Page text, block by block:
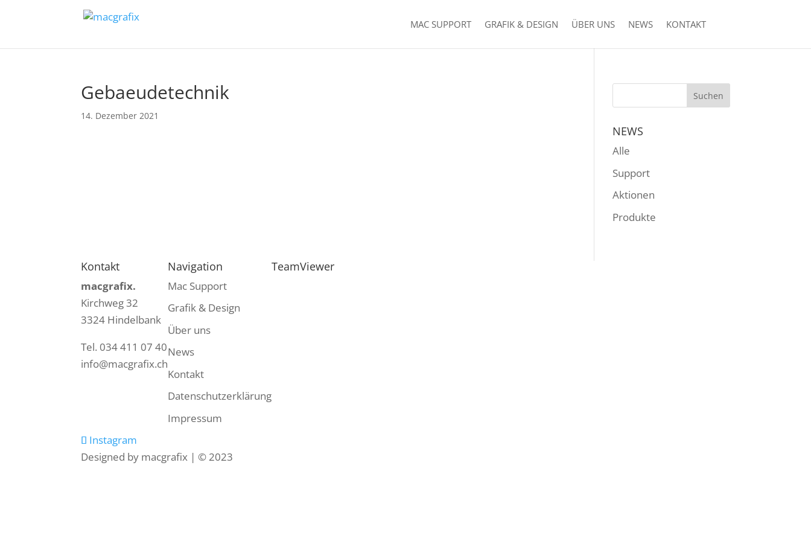
MAC SUPPORT GRAFIK & DESIGN ÜBER UNS NEWS KONTAKT
Gebaeudetechnik
14. Dezember 2021
NEWS
Alle
Support
Aktionen
Produkte
Kontakt
macgrafix.
Kirchweg 32
3324 Hindelbank
Tel. 034 411 07 40
info@macgrafix.ch
Navigation
Mac Support
Grafik & Design
Über uns
News
Kontakt
Datenschutzerklärung
Impressum
TeamViewer
Instagram
Designed by macgrafix | © 2023